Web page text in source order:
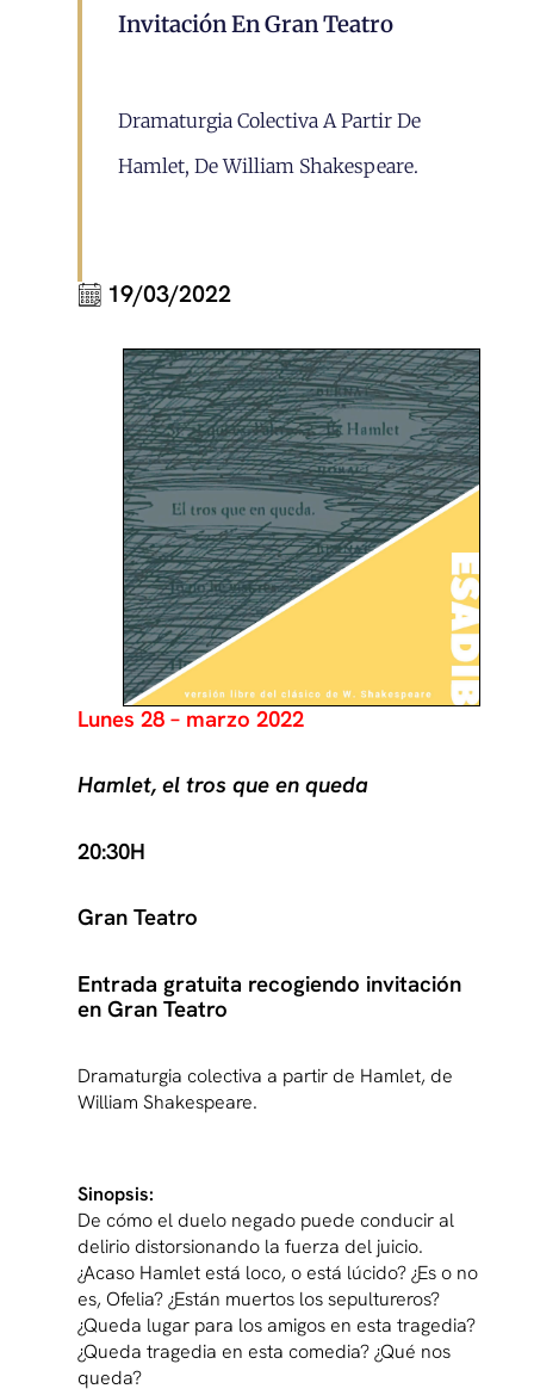
Invitación En Gran Teatro
Dramaturgia Colectiva A Partir De
Hamlet, De William Shakespeare.
19/03/2022
Lunes 28 – marzo 2022
Hamlet, el tros que en queda
20:30H
Gran Teatro
Entrada gratuita recogiendo invitación
en Gran Teatro
Dramaturgia colectiva a partir de Hamlet, de
William Shakespeare.
Sinopsis:
De cómo el duelo negado puede conducir al
delirio distorsionando la fuerza del juicio.
¿Acaso Hamlet está loco, o está lúcido? ¿Es o no
es, Ofelia? ¿Están muertos los sepultureros?
¿Queda lugar para los amigos en esta tragedia?
¿Queda tragedia en esta comedia? ¿Qué nos
queda?